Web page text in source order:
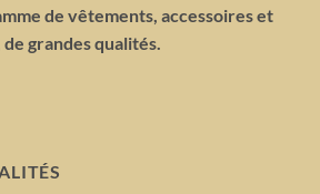
de vêtements, accessoires et
grandes qualités.